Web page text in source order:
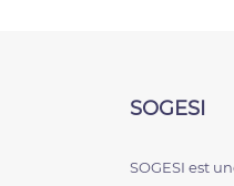
SOGESI
SOGESI est